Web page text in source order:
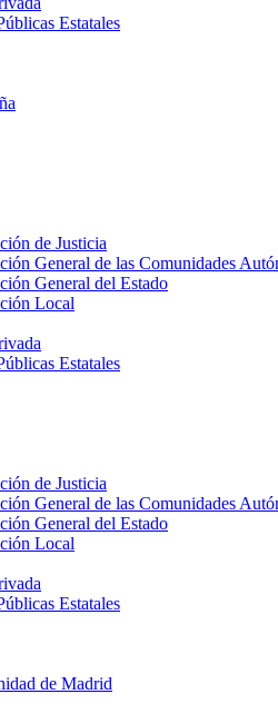
Estatales
de Justicia
General de las Comunidades
General del Estado
Local
Estatales
de Justicia
General de las Comunidades
General del Estado
Local
Estatales
de Madrid